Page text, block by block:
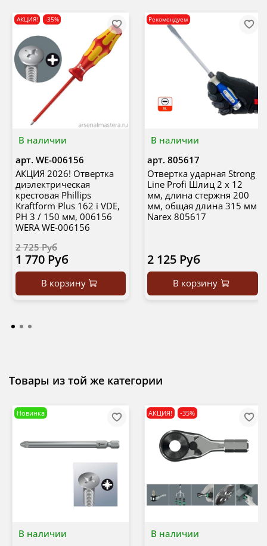
В наличии
АКЦИЯ! -35%
арт. WE-006156
АКЦИЯ 2026! Отвертка
диэлектрическая
крестовая Phillips
Kraftform Plus 162 i VDE,
PH 3 / 150 мм, 006156
WERA WE-006156
2 725 Руб
1 770 Руб
В корзину
В наличии
Рекомендуем
арт. 805617
Отвертка ударная Strong
Line Profi Шлиц 2 x 12
мм, длина стержня 200
мм, общая длина 315 мм
Narex 805617
2 125 Руб
В корзину
Товары из той же категории
В наличии
Новинка
В наличии
АКЦИЯ! -35%